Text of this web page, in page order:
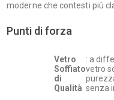
moderne che contesti più
Punti di forza
Vetro
Soffiato
di
Qualità
: a
vetro
senza